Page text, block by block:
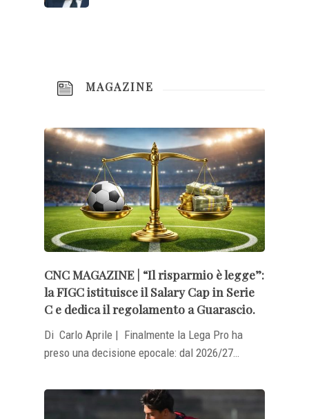
MAGAZINE
CNC MAGAZINE | “Il risparmio è legge”:
la FIGC istituisce il Salary Cap in Serie
C e dedica il regolamento a Guarascio.
Di Carlo Aprile | ​Finalmente la Lega Pro ha
preso una decisione epocale: dal 2026/27…